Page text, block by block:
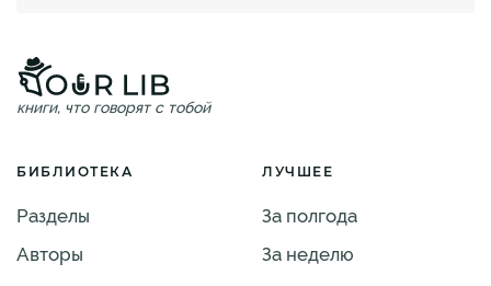
книги, что говорят с тобой
БИБЛИОТЕКА
Разделы
Авторы
ЛУЧШЕЕ
За полгода
За неделю